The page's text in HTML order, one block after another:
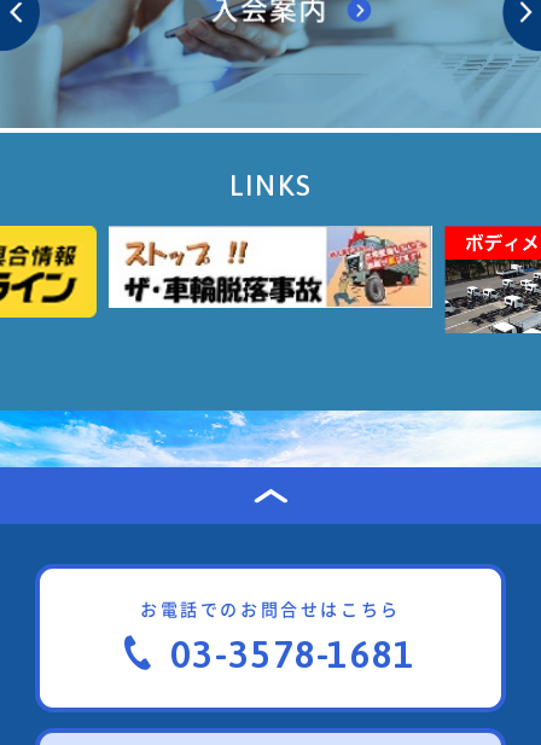
LINKS
お電話でのお問合せはこちら
03-3578-1681